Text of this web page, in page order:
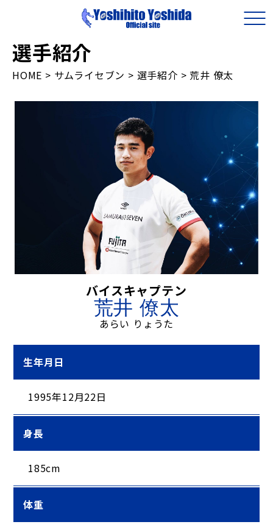
選手紹介
HOME > サムライセブン > 選手紹介 > 荒井 僚太
バイスキャプテン
荒井 僚太
あらい りょうた
生年月日
1995年12月22日
身長
185cm
体重